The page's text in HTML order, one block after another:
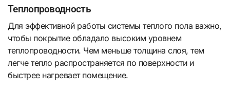
Теплопроводность
Для эффективной работы системы теплого пола важно,
чтобы покрытие обладало высоким уровнем
теплопроводности. Чем меньше толщина слоя, тем
легче тепло распространяется по поверхности и
быстрее нагревает помещение.